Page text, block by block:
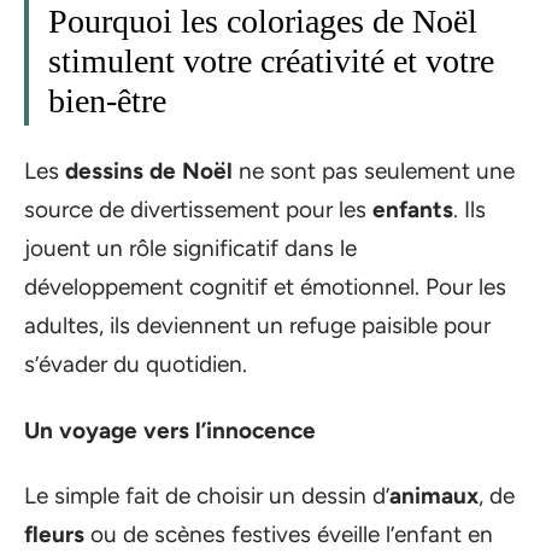
Pourquoi les coloriages de Noël
stimulent votre créativité et votre
bien-être
Les dessins de Noël ne sont pas seulement une
source de divertissement pour les enfants. Ils
jouent un rôle significatif dans le
développement cognitif et émotionnel. Pour les
adultes, ils deviennent un refuge paisible pour
s’évader du quotidien.
Un voyage vers l’innocence
Le simple fait de choisir un dessin d’animaux, de
fleurs ou de scènes festives éveille l’enfant en